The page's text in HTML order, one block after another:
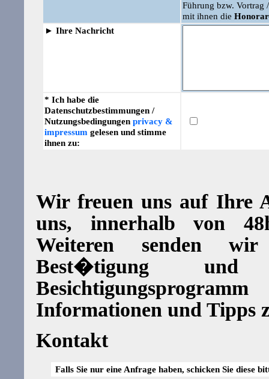
Führung bzw. Vortrag
mit ihnen die
► Ihre Nachricht
* Ich habe die
Datenschutzbestimmungen /
Nutzungsbedingungen privacy &
impressum gelesen und stimme
ihnen zu:
Wir freuen uns auf Ihre
uns, innerhalb von
Weiteren senden
Best�tigung
Informationen und Tipps
Kontakt
Falls Sie nur eine Anfrage haben, schicken Sie diese